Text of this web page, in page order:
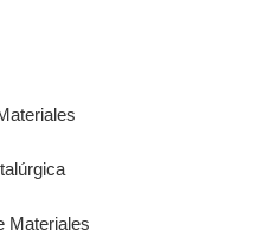
Materiales